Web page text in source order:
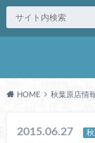
HOME 秋葉原店情
2015.06.27